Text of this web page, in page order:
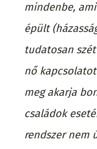
mindenbe,
épült
tudatosan
nő
meg akarja
családok
rendszer nem